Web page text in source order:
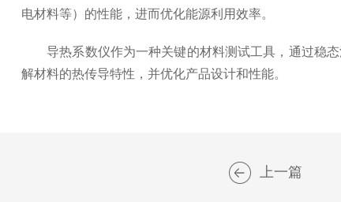
电材料等）的性能，进而优化能源利用效率。
导热系数仪作为一种关键的材料测试工具，通过稳态
解材料的热传导特性，并优化产品设计和性能。
上一篇